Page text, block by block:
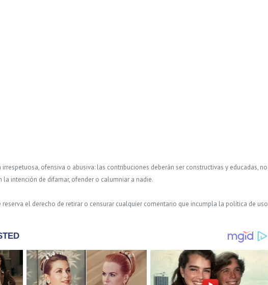
ofensiva o abusiva: las contribuciones deberán ser constructivas y educadas, no
intención de difamar, ofender o calumniar a nadie.
el derecho de retirar o censurar cualquier comentario que incumpla la política de uso